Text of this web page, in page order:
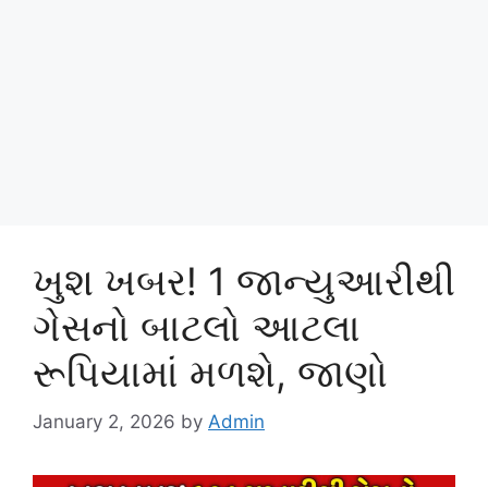
ખુશ ખબર! 1 જાન્યુઆરીથી
ગેસનો બાટલો આટલા
રૂપિયામાં મળશે, જાણો
January 2, 2026 by Admin